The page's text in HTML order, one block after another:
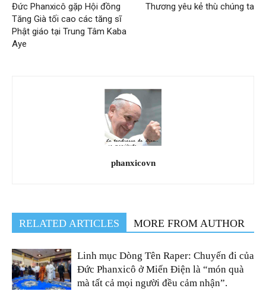
Đức Phanxicô gặp Hội đồng
Tăng Già tối cao các tăng sĩ
Phật giáo tại Trung Tâm Kaba
Aye
Thương yêu kẻ thù chúng ta
phanxicovn
RELATED ARTICLES MORE FROM AUTHOR
Linh mục Dòng Tên Raper: Chuyến đi của
Đức Phanxicô ở Miến Điện là “món quà
mà tất cả mọi người đều cảm nhận”.